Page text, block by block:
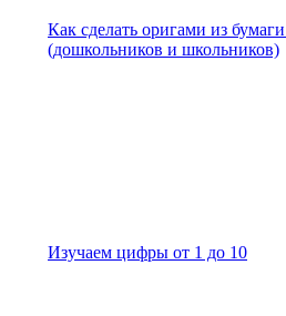
Как сделать оригами из
(дошкольников и школьников)
Изучаем цифры от 1 до 10